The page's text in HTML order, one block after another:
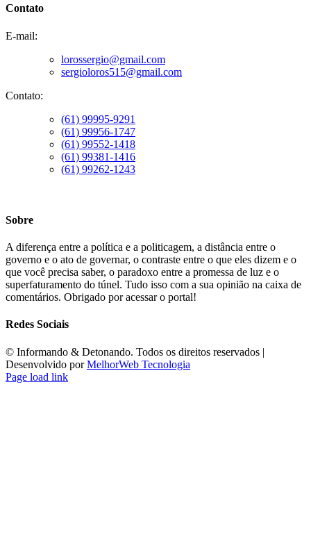
Contato
E-mail:
lorossergio@gmail.com
sergioloros515@gmail.com
Contato:
(61) 99995-9291
(61) 99956-1747
(61) 99552-1418
(61) 99381-1416
(61) 99262-1243
Sobre
A diferença entre a política e a politicagem, a distância entre o
governo e o ato de governar, o contraste entre o que eles dizem e o
que você precisa saber, o paradoxo entre a promessa de luz e o
superfaturamento do túnel. Tudo isso com a sua opinião na caixa de
comentários. Obrigado por acessar o portal!
Redes Sociais
©️ Informando & Detonando. Todos os direitos reservados |
Desenvolvido porMelhorWeb Tecnologia
Page load link